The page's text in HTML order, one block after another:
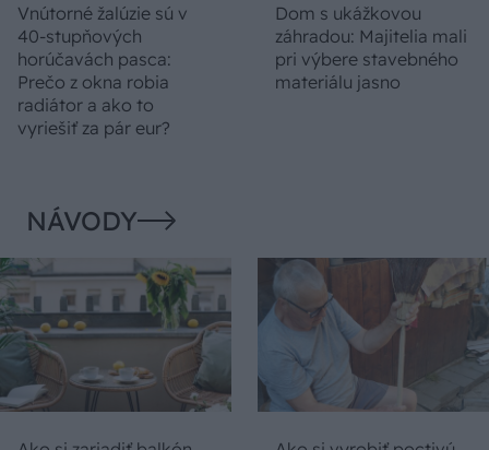
Vnútorné žalúzie sú v
40-stupňových
horúčavách pasca:
Prečo z okna robia
radiátor a ako to
vyriešiť za pár eur?
Dom s ukážkovou
záhradou: Majitelia mali
pri výbere stavebného
materiálu jasno
NÁVODY